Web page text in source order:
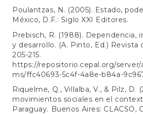
Poulantzas, N. (2005). Estado,
México, D.F.: Siglo XXI Editores.
Prebisch, R. (1988). Dependencia,
y desarrollo. (A. Pinto, Ed.) Revista
205-215.
https://repositorio.cepal.org/
ms/ffc40693-5c4f-4a8e-b84a-
Riquelme, Q., Villalba, V., & Pilz, D.
movimientos sociales en el
Paraguay. Buenos Aires: CLACSO,